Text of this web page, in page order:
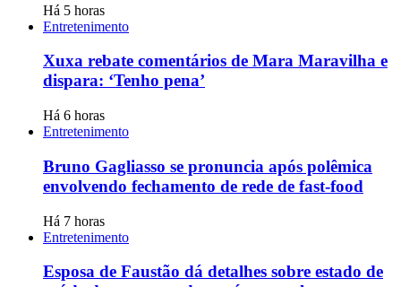
Há 5 horas
Entretenimento
Xuxa rebate comentários de Mara Maravilha e
dispara: ‘Tenho pena’
Há 6 horas
Entretenimento
Bruno Gagliasso se pronuncia após polêmica
envolvendo fechamento de rede de fast-food
Há 7 horas
Entretenimento
Esposa de Faustão dá detalhes sobre estado de